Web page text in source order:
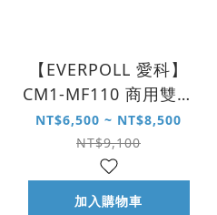
【EVERPOLL 愛科】
CM1-MF110 商用雙效
複合式淨水系統
NT$6,500 ~ NT$8,500
NT$9,100
加入購物車